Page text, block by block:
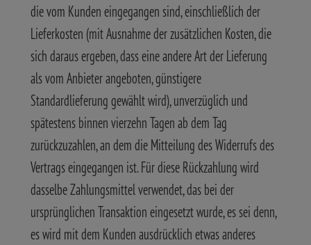
die vom Kunden eingegangen sind, einschließlich der
Lieferkosten (mit Ausnahme der zusätzlichen Kosten, die
sich daraus ergeben, dass eine andere Art der Lieferung
als vom Anbieter angeboten, günstigere
Standardlieferung gewählt wird), unverzüglich und
spätestens binnen vierzehn Tagen ab dem Tag
zurückzuzahlen, an dem die Mitteilung des Widerrufs des
Vertrags eingegangen ist. Für diese Rückzahlung wird
dasselbe Zahlungsmittel verwendet, das bei der
ursprünglichen Transaktion eingesetzt wurde, es sei denn,
es wird mit dem Kunden ausdrücklich etwas anderes